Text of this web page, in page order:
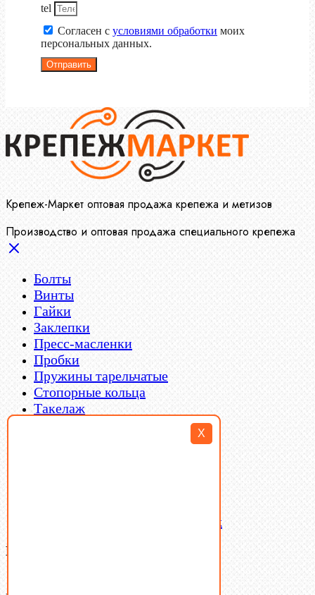
X
tel
Согласен с условиями обработки моих
персональных данных.
Отправить
Крепеж-Маркет оптовая продажа крепежа и метизов
Производство и оптовая продажа специального крепежа
Болты
Винты
Гайки
Заклепки
Пресс-масленки
Пробки
Пружины тарельчатые
Стопорные кольца
Такелаж
Латунный и бронзовый крепеж
Ваша корзина